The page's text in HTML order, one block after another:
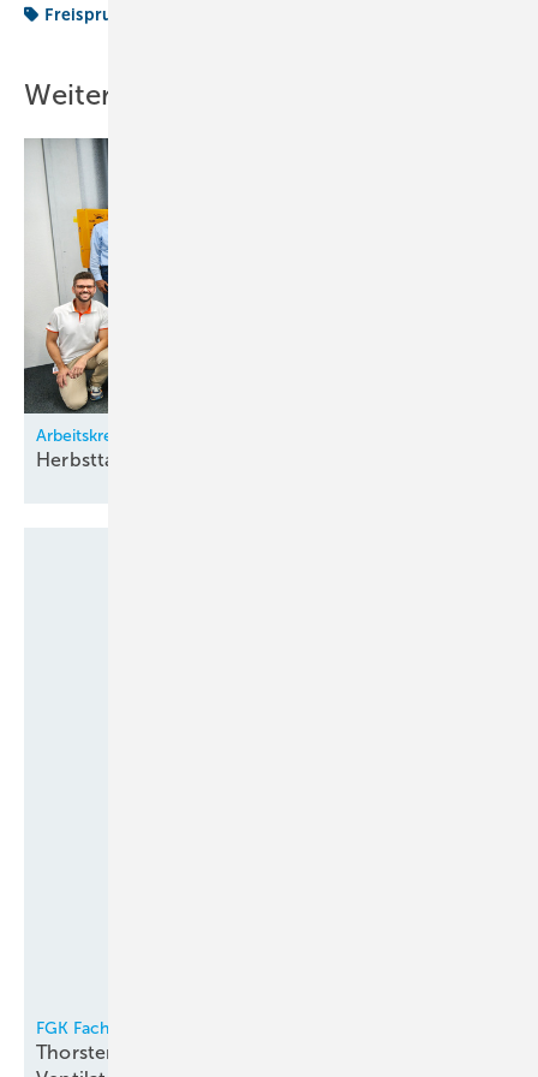
Freispruch
Weitere Inhalte
Arbeitskreis Klimatechnik
Herbsttagung bei
FGK Fachverband Gebäude-Klima e.V.
Thorsten Niklas Vorsitzender der